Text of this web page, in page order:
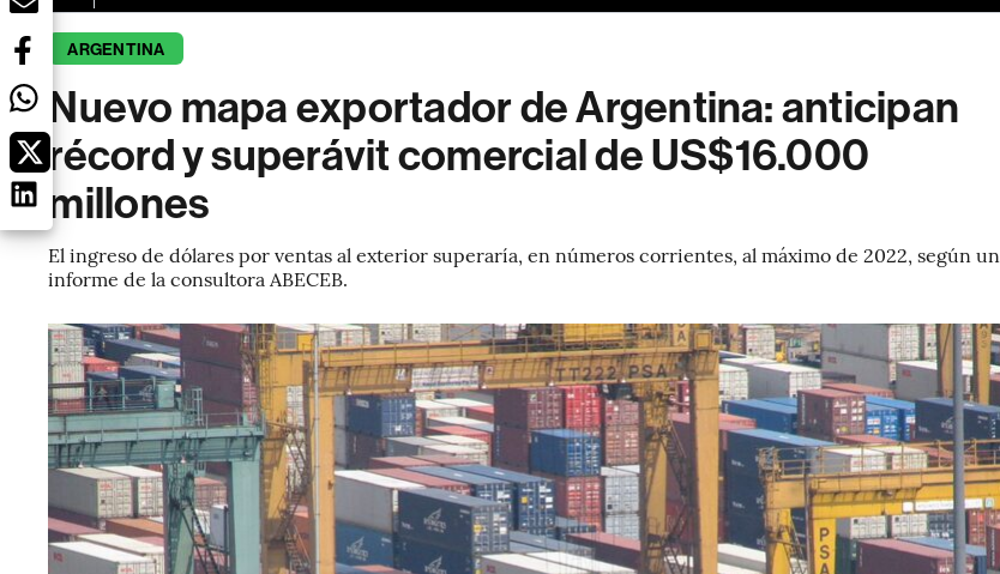
ARGENTINA
Nuevo mapa exportador de Argentina: anticipan
récord y superávit comercial de US$16.000
millones
El ingreso de dólares por ventas al exterior superaría, en números corrientes, al máximo de 2022, según un
informe de la consultora ABECEB.